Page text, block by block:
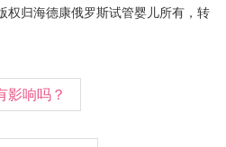
权归海德康俄罗斯试管婴儿所有，转
影响吗？